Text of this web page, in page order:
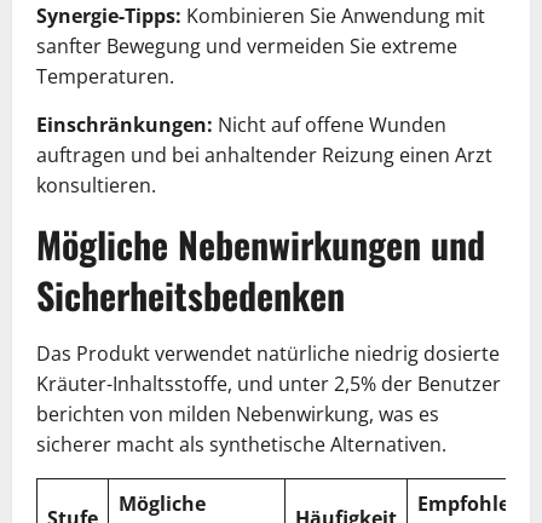
Synergie-Tipps: Kombinieren Sie Anwendung mit
sanfter Bewegung und vermeiden Sie extreme
Temperaturen.
Einschränkungen: Nicht auf offene Wunden
auftragen und bei anhaltender Reizung einen Arzt
konsultieren.
Mögliche Nebenwirkungen und
Sicherheitsbedenken
Das Produkt verwendet natürliche niedrig dosierte
Kräuter-Inhaltsstoffe, und unter 2,5% der Benutzer
berichten von milden Nebenwirkung, was es
sicherer macht als synthetische Alternativen.
Mögliche
Empfohlene